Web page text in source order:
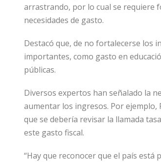
arrastrando, por lo cual se requiere
necesidades de gasto.
Destacó que, de no fortalecerse
importantes, como gasto en
públicas.
Diversos expertos han señalado la
aumentar los ingresos. Por ejemplo,
que se debería revisar la llamada
este gasto fiscal.
“Hay que reconocer que el país está